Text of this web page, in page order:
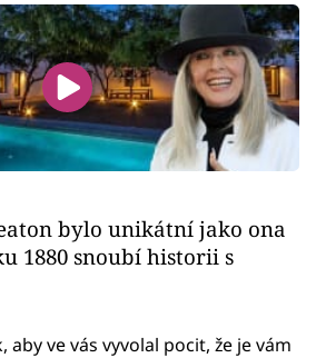
bylo unikátní jako ona
1880 snoubí historii s
aby ve vás vyvolal pocit, že je vám